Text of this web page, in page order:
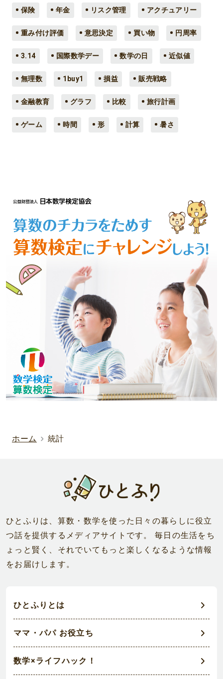
保険 年金 リスク管理 アクチュアリー
重み付け評価 意思決定 買い物 円周率
3.14 国際数学デー 数学の日 近似値
無理数 1buy1 損益 販売戦略
金融教育 グラフ 比較 旅行計画
ゲーム 時間 形 計算 暑さ
ホーム 統計
ひとふりは、算数・数学を使った日々の暮らしに役立
つ話を提供するメディアサイトです。 毎日の生活をち
ょっと賢く、それでいてもっと楽しくなるような情報
をお届けします。
ひとふりとは
ママ・パパ お役立ち
数学×ライフハック！